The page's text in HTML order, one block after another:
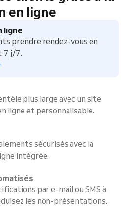
en ligne
ligne
prendre rendez-vous en
7 j/7.
plus large avec un site
ligne et personnalisable.
sécurisés avec la
intégrée.
par e-mail ou SMS à
les non-présentations.